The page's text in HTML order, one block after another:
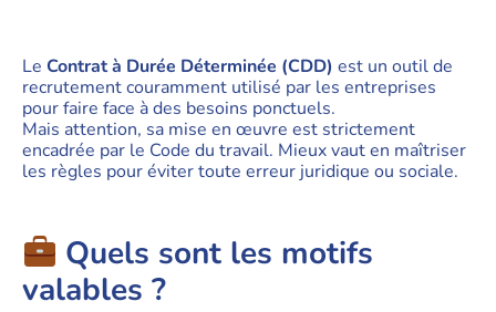
Le Contrat à Durée Déterminée (CDD) est un outil de
recrutement couramment utilisé par les entreprises
pour faire face à des besoins ponctuels.
Mais attention, sa mise en œuvre est strictement
encadrée par le Code du travail. Mieux vaut en maîtriser
les règles pour éviter toute erreur juridique ou sociale.
Quels sont les motifs
valables ?